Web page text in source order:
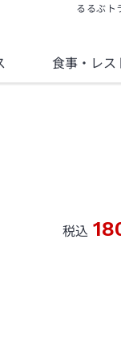
るるぶト
食事 ・レ
税込